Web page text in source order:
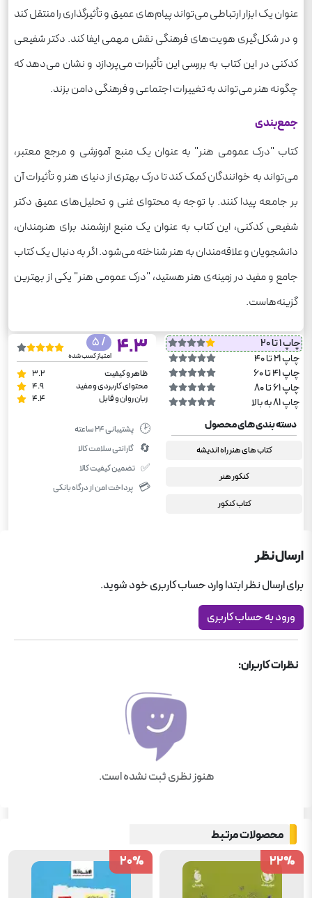
عنوان یک ابزار ارتباطی می‌تواند پیام‌های عمیق و تأثیرگذاری را منتقل کند
و در شکل‌گیری هویت‌های فرهنگی نقش مهمی ایفا کند. دکتر شفیعی
کدکنی در این کتاب به بررسی این تأثیرات می‌پردازد و نشان می‌دهد که
چگونه هنر می‌تواند به تغییرات اجتماعی و فرهنگی دامن بزند.
جمع‌بندی
کتاب "درک عمومی هنر" به عنوان یک منبع آموزشی و مرجع معتبر،
می‌تواند به خوانندگان کمک کند تا درک بهتری از دنیای هنر و تأثیرات آن
بر جامعه پیدا کنند. با توجه به محتوای غنی و تحلیل‌های عمیق دکتر
شفیعی کدکنی، این کتاب به عنوان یک منبع ارزشمند برای هنرمندان،
دانشجویان و علاقه‌مندان به هنر شناخته می‌شود. اگر به دنبال یک کتاب
جامع و مفید در زمینه‌ی هنر هستید، "درک عمومی هنر" یکی از بهترین
گزینه‌هاست.
چاپ 1 تا 20
چاپ 21 تا 40
چاپ 41 تا 60
چاپ 61 تا 80
چاپ 81 به بالا
4.3
/ 5
امتیاز کسب شده
ظاهر و کیفیت
3.2
محتوای کاربردی و مفید
4.9
زبان روان و قابل
4.4
دسته بندی های محصول
کتاب های هنر راه اندیشه
کنکور هنر
کتاب کنکور
🕑 پشتیبانی ۲۴ ساعته
🔄 گارانتی سلامت کالا
✅ تضمین کیفیت کالا
💳 پرداخت امن از درگاه بانکی
ارسال نظر
برای ارسال نظر ابتدا وارد حساب کاربری خود شوید.
ورود به حساب کاربری
نظرات کاربران:
هنوز نظری ثبت نشده است.
محصولات مرتبط
22%
22%
20%
20%